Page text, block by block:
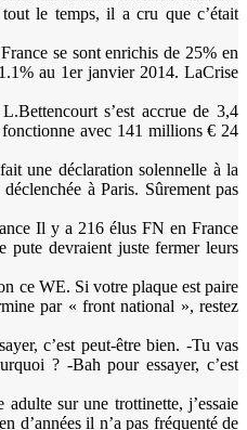
le temps, il a cru que c’était
se sont enrichis de 25% en
au 1er janvier 2014. LaCrise
s’est accrue de 3,4
avec 141 millions € 24
une déclaration solennelle à la
à Paris. Sûrement pas
Il y a 216 élus FN en France
pute devraient juste fermer leurs
ce WE. Si votre plaque est paire
par « front national », restez
c’est peut-être bien. -Tu vas
? -Bah pour essayer, c’est
sur une trottinette, j’essaie
d’années il n’a pas fréquenté de